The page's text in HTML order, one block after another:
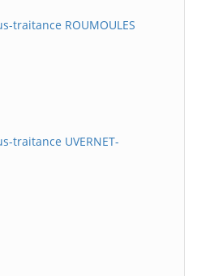
traitance ROUMOULES
traitance UVERNET-